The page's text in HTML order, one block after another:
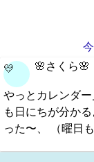
💛 🌸さくら🌸
やっとカレンダー
も日にちが分か
った〜、 （曜日も